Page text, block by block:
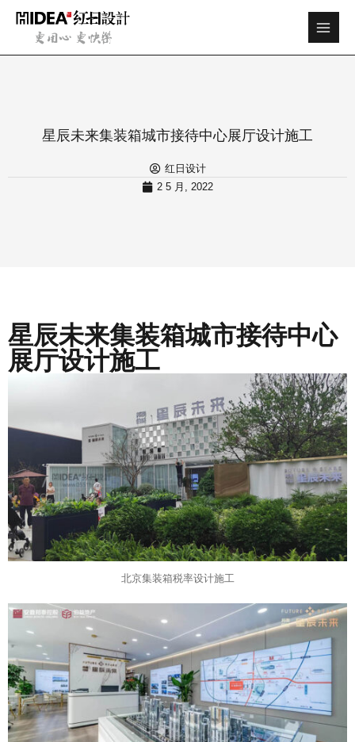
Main
星辰未来集装箱城市接待中心展厅设计施工
红日设计
2 5 月, 2022
星辰未来集装箱城市接待中心
展厅设计施工
北京集装箱税率设计施工